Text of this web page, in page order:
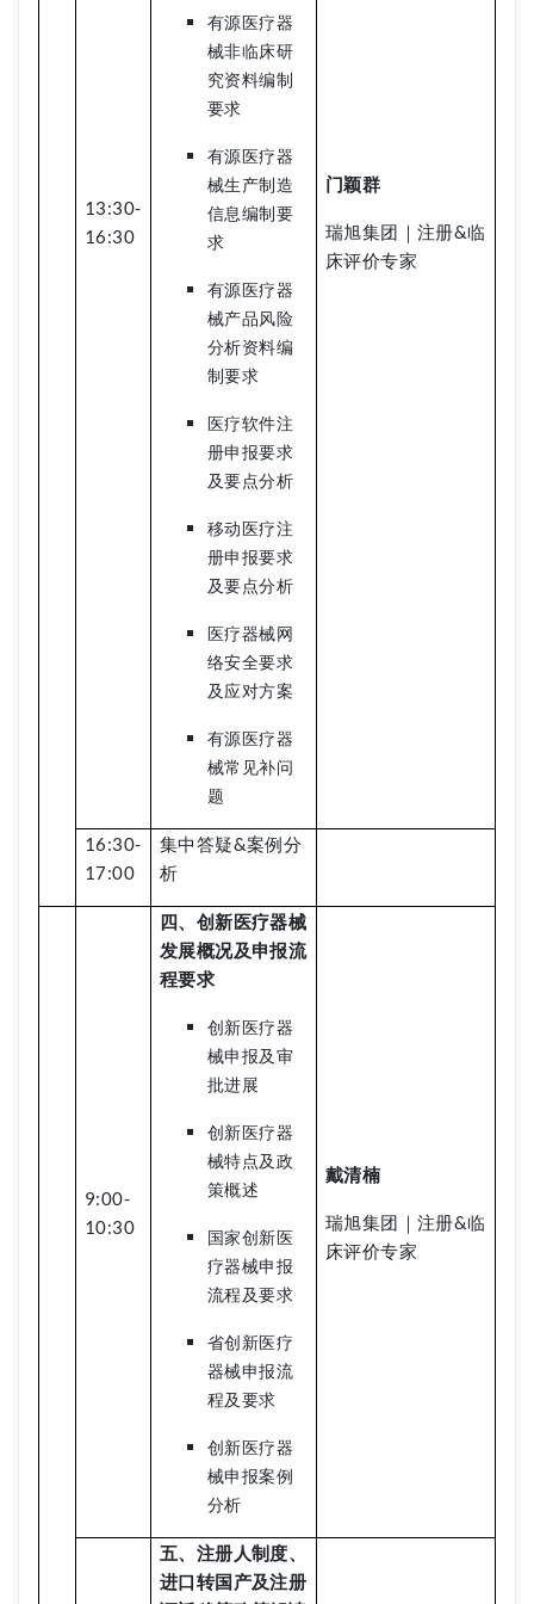
13:30-
16:30
有源医疗器
械非临床研
究资料编制
要求
有源医疗器
械生产制造
信息编制要
求
有源医疗器
械产品风险
分析资料编
制要求
医疗软件注
册申报要求
及要点分析
移动医疗注
册申报要求
及要点分析
医疗器械网
络安全要求
及应对方案
有源医疗器
械常见补问
题
门颖群
瑞旭集团｜注册&临
床评价专家
16:30-
17:00
集中答疑&案例分
析
9:00-
10:30
四、创新医疗器械
发展概况及申报流
程要求
创新医疗器
械申报及审
批进展
创新医疗器
械特点及政
策概述
国家创新医
疗器械申报
流程及要求
省创新医疗
器械申报流
程及要求
创新医疗器
械申报案例
分析
戴清楠
瑞旭集团｜注册&临
床评价专家
五、注册人制度、
进口转国产及注册